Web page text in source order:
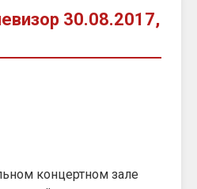
30.08.2017,
концертном зале